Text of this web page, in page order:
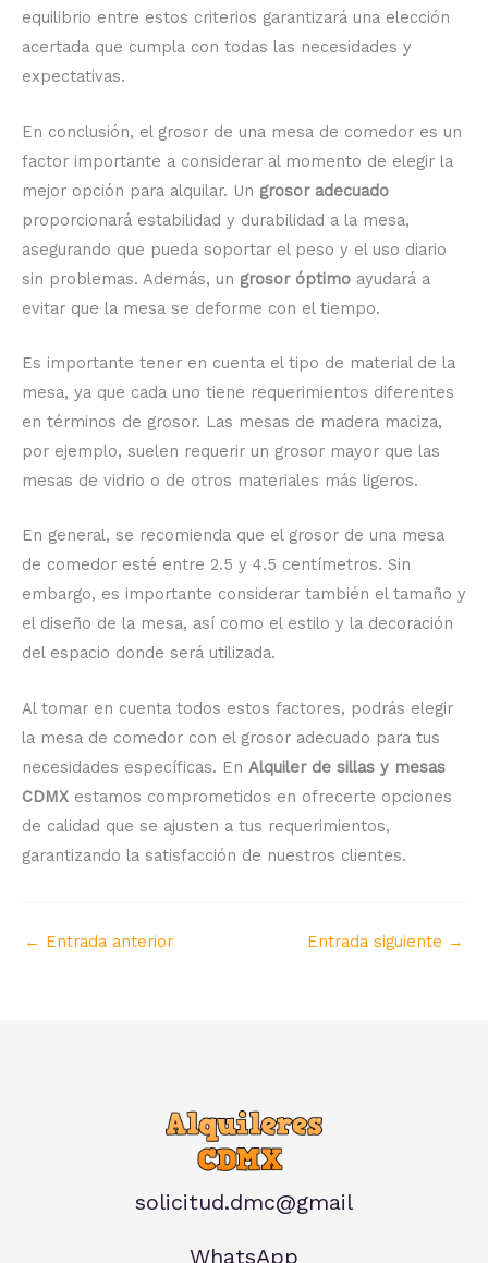
equilibrio entre estos criterios garantizará una elección
acertada que cumpla con todas las necesidades y
expectativas.
En conclusión, el grosor de una mesa de comedor es un
factor importante a considerar al momento de elegir la
mejor opción para alquilar. Un grosor adecuado
proporcionará estabilidad y durabilidad a la mesa,
asegurando que pueda soportar el peso y el uso diario
sin problemas. Además, un grosor óptimo ayudará a
evitar que la mesa se deforme con el tiempo.
Es importante tener en cuenta el tipo de material de la
mesa, ya que cada uno tiene requerimientos diferentes
en términos de grosor. Las mesas de madera maciza,
por ejemplo, suelen requerir un grosor mayor que las
mesas de vidrio o de otros materiales más ligeros.
En general, se recomienda que el grosor de una mesa
de comedor esté entre 2.5 y 4.5 centímetros. Sin
embargo, es importante considerar también el tamaño y
el diseño de la mesa, así como el estilo y la decoración
del espacio donde será utilizada.
Al tomar en cuenta todos estos factores, podrás elegir
la mesa de comedor con el grosor adecuado para tus
necesidades específicas. En Alquiler de sillas y mesas
CDMX estamos comprometidos en ofrecerte opciones
de calidad que se ajusten a tus requerimientos,
garantizando la satisfacción de nuestros clientes.
← Entrada anterior Entrada siguiente →
solicitud.dmc@gmail
WhatsApp